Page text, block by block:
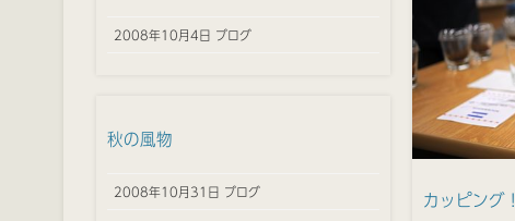
2008年10月4日 ブログ
カッピング！
秋の風物
2008年10月31日 ブログ